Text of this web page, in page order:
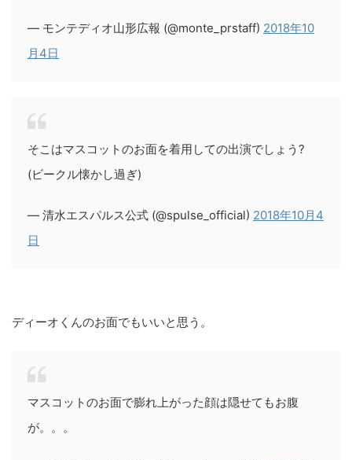
— モンテディオ山形広報 (@monte_prstaff) 2018年10
月4日
そこはマスコットのお面を着用しての出演でしょう?
(ビークル懐かし過ぎ)
— 清水エスパルス公式 (@spulse_official) 2018年10月4
日
ディーオくんのお面でもいいと思う。
マスコットのお面で膨れ上がった顔は隠せてもお腹
が。。。